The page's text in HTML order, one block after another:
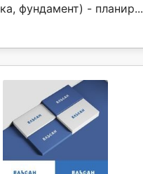
фундамент) - планир...